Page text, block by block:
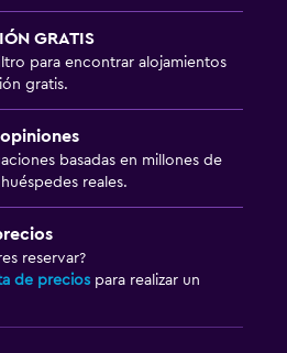
GRATIS
para encontrar alojamientos
gratis.
basadas en millones de
reales.
reservar?
de precios para realizar un